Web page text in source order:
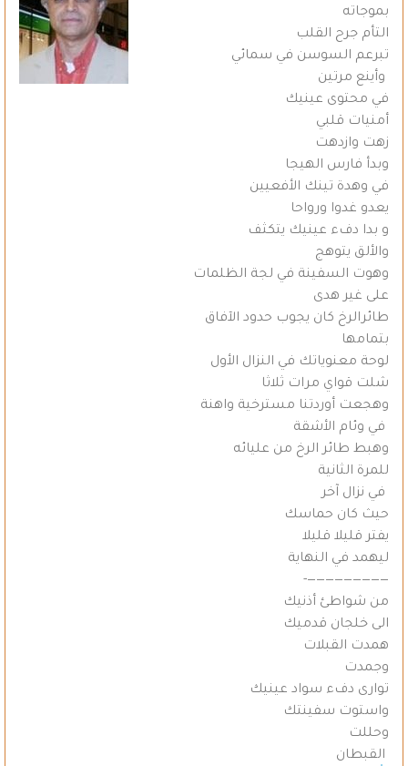
بموجاته
التأم جرح القلب
تبرعم السوسن في سمائي
وأينع مرتين
في محتوى عينيك
أمنيات قلبي
زهت وازدهت
وبدأ فارس الهيجا
في وهدة تينك الأفعيين
يعدو غدوا ورواحا
و بدا دفء عينيك يتكثف
والألق يتوهج
وهوت السفينة في لجة الظلمات
على غير هدى
طائرالرخ كان يجوب حدود الآفاق
بتمامها
لوحة معنوياتك في النزال الأول
شلت قواي مرات ثلاثا
وهجعت أوردتنا مسترخية واهنة
في وئام الأشقة
وهبط طائر الرخ من عليائه
للمرة الثانية
في نزال آخر
حيث كان حماسك
يفتر قليلا قليلا
ليهمد في النهاية
—————————-
من شواطئ أذنيك
الى خلجان قدميك
همدت القبلات
وجمدت
توارى دفء سواد عينيك
واستوت سفينتك
وحللت
القبطان